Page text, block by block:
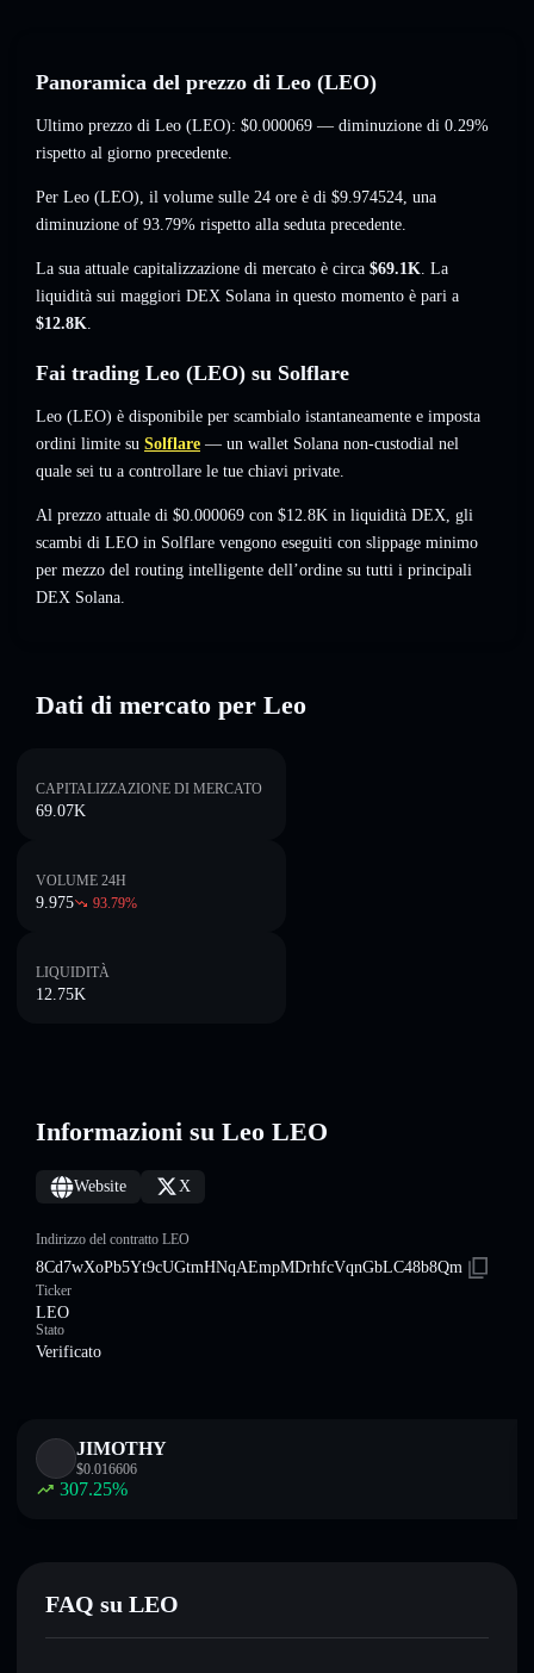
Panoramica del prezzo di Leo (LEO)
Ultimo prezzo di Leo (LEO): $0.000069 — diminuzione di 0.29%
rispetto al giorno precedente.
Per Leo (LEO), il volume sulle 24 ore è di $9.974524, una
diminuzione of 93.79% rispetto alla seduta precedente.
La sua attuale capitalizzazione di mercato è circa $69.1K. La
liquidità sui maggiori DEX Solana in questo momento è pari a
$12.8K.
Fai trading Leo (LEO) su Solflare
Leo (LEO) è disponibile per scambialo istantaneamente e imposta
ordini limite su Solflare — un wallet Solana non-custodial nel
quale sei tu a controllare le tue chiavi private.
Al prezzo attuale di $0.000069 con $12.8K in liquidità DEX, gli
scambi di LEO in Solflare vengono eseguiti con slippage minimo
per mezzo del routing intelligente dell’ordine su tutti i principali
DEX Solana.
Dati di mercato per Leo
CAPITALIZZAZIONE DI MERCATO
69.07K
VOLUME 24H
9.975 93.79%
LIQUIDITÀ
12.75K
Informazioni su Leo LEO
Website X
Indirizzo del contratto LEO
8Cd7wXoPb5Yt9cUGtmHNqAEmpMDrhfcVqnGbLC48b8Qm
Ticker
LEO
Stato
Verificato
JIMOTHY
$0.016606
307.25%
FAQ su LEO